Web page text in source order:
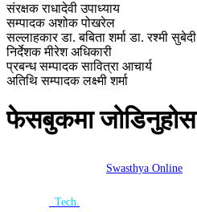
संरक्षकराधादेवी उपाध्याय
सम्पादकअशोक पोखरेल
सल्लाहकार डा. बबिता शर्माडा. रश्मी सुबेदी
निर्देशक मीरेश अधिकारी
प्रबन्ध सम्पादक सावित्रा आचार्य
अतिथि सम्पादकलक्ष्मी शर्मा
फेसबुकमा जोडिनुहोस
Swasthya Online
Tech.